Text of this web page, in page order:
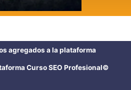
agregados a la plataforma
Curso SEO Profesional©